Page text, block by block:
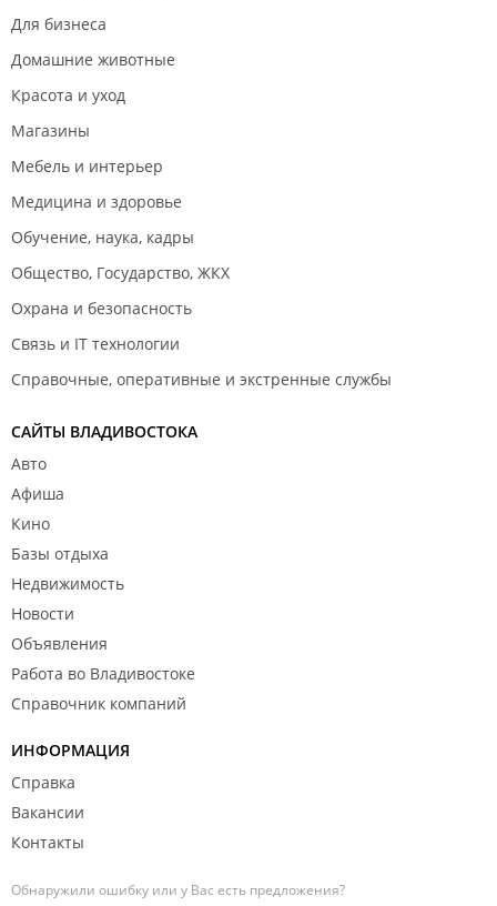
Для бизнеса
Домашние животные
Красота и уход
Магазины
Мебель и интерьер
Медицина и здоровье
Обучение, наука, кадры
Общество, Государство, ЖКХ
Охрана и безопасность
Связь и IT технологии
Справочные, оперативные и экстренные службы
САЙТЫ ВЛАДИВОСТОКА
Авто
Афиша
Кино
Базы отдыха
Недвижимость
Новости
Объявления
Работа во Владивостоке
Справочник компаний
ИНФОРМАЦИЯ
Справка
Вакансии
Контакты
Обнаружили ошибку или у Вас есть предложения?